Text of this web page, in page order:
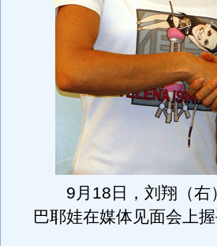
9月18日，刘翔（右）
巴耶娃在媒体见面会上握